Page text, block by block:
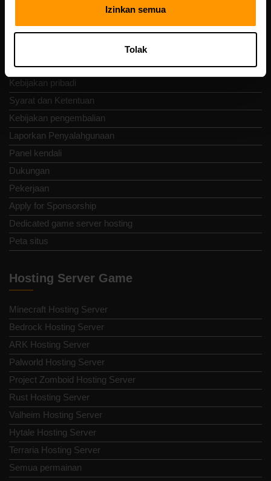
Izinkan semua
Tolak
Kontak
Kebijakan pribadi
Syarat dan Ketentuan
Kebijakan pengembalian
Laporkan Penyalahgunaan
Panel kendali
Dukungan
Pekerjaan
Apply for Sponsorship
Dedicated game server hosting
Peta situs
Hosting Server Game
Minecraft Hosting Server
Bedrock Hosting Server
ARK Hosting Server
Palworld Hosting Server
Project Zomboid Hosting Server
Rust Hosting Server
Valheim Hosting Server
Hytale Hosting Server
Terraria Hosting Server
Semua permainan